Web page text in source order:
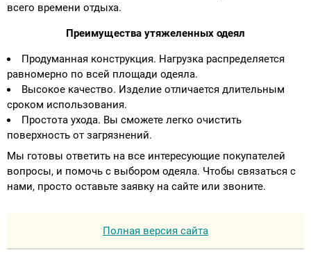
всего времени отдыха.
Преимущества утяжеленных одеял
Продуманная конструкция. Нагрузка распределяется
равномерно по всей площади одеяла.
Высокое качество. Изделие отличается длительным
сроком использования.
Простота ухода. Вы сможете легко очистить
поверхность от загрязнений.
Мы готовы ответить на все интересующие покупателей
вопросы, и помочь с выбором одеяла. Чтобы связаться с
нами, просто оставьте заявку на сайте или звоните.
Полная версия сайта